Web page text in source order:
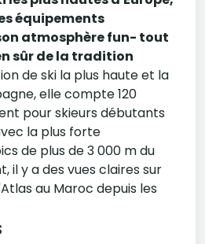
équipements
atmosphère fun- tout
sûr de la tradition
de ski la plus haute et la
elle compte 120
pour skieurs débutants
la plus forte
de plus de 3 000 m du
il y a des vues claires sur
au Maroc depuis les